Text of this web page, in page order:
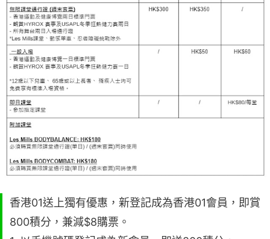
香港01送上獨有優惠，新登記成為香港01會員，即賞
800積分，兼減$8購票。